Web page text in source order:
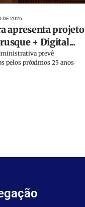
DE 2026
apresenta projeto
+ Digital...
prevê
pelos próximos 25 anos